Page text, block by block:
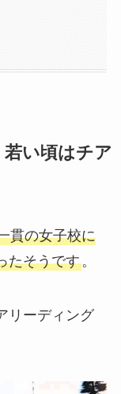
若い頃はチア
貫の女子校に
たそうです。
リーディング